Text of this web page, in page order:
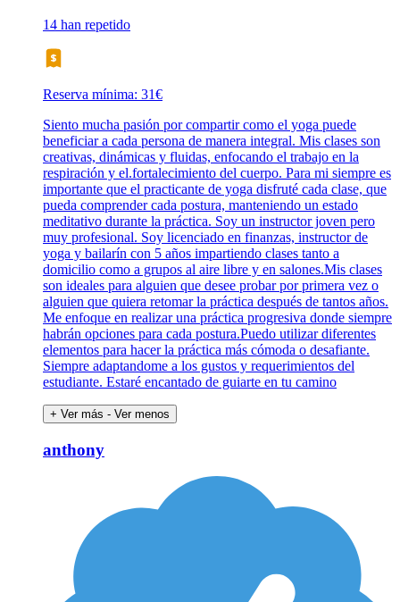
14 han repetido
Reserva mínima: 31€
Siento mucha pasión por compartir como el yoga puede
beneficiar a cada persona de manera integral. Mis clases son
creativas, dinámicas y fluidas, enfocando el trabajo en la
respiración y el.fortalecimiento del cuerpo. Para mi siempre es
importante que el practicante de yoga disfruté cada clase, que
pueda comprender cada postura, manteniendo un estado
meditativo durante la práctica. Soy un instructor joven pero
muy profesional. Soy licenciado en finanzas, instructor de
yoga y bailarín con 5 años impartiendo clases tanto a
domicilio como a grupos al aire libre y en salones.Mis clases
son ideales para alguien que desee probar por primera vez o
alguien que quiera retomar la práctica después de tantos años.
Me enfoque en realizar una práctica progresiva donde siempre
habrán opciones para cada postura.Puedo utilizar diferentes
elementos para hacer la práctica más cómoda o desafiante.
Siempre adaptandome a los gustos y requerimientos del
estudiante. Estaré encantado de guiarte en tu camino
+ Ver más - Ver menos
anthony